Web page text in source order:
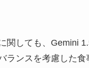
関しても、Gemini
ランスを考慮した食